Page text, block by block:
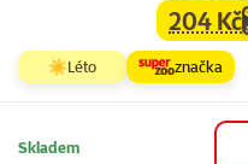
family
204 Kč
☀️Léto značka
Skladem